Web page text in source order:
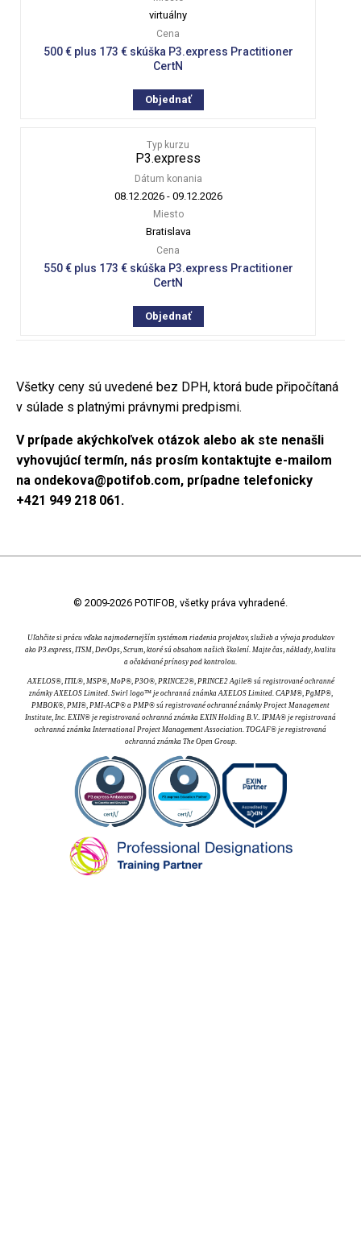
virtuálny
Cena
500 € plus 173 € skúška P3.express Practitioner
CertN
Objednať
Typ kurzu
P3.express
Dátum konania
08.12.2026- 09.12.2026
Miesto
Bratislava
Cena
550 € plus 173 € skúška P3.express Practitioner
CertN
Objednať
Všetky ceny sú uvedené bez DPH, ktorá bude připočítaná
v súlade s platnými právnymi predpismi.
V prípade akýchkoľvek otázok alebo ak ste nenašli
vyhovujúcí termín, nás prosím kontaktujte e-mailom
na ondekova@potifob.com, prípadne telefonicky
+421 949 218 061.
© 2009-2026 POTIFOB, všetky práva vyhradené.
Uľahčite si prácu vďaka najmodernejším systémom riadenia projektov, služieb a vývoja produktov
ako P3.express, ITSM, DevOps, Scrum, ktoré sú obsahom našich školení. Majte čas, náklady, kvalitu
a očakávané prínosy pod kontrolou.
AXELOS®, ITIL®, MSP®, MoP®, P3O®, PRINCE2®, PRINCE2 Agile® sú registrované ochranné
známky AXELOS Limited. Swirl logo™ je ochranná známka AXELOS Limited. CAPM®, PgMP®,
PMBOK®, PMI®, PMI-ACP® a PMP® sú registrované ochranné známky Project Management
Institute, Inc. EXIN® je registrovaná ochranná známka EXIN Holding B.V.. IPMA® je registrovaná
ochranná známka International Project Management Association. TOGAF® je registrovaná
ochranná známka The Open Group.